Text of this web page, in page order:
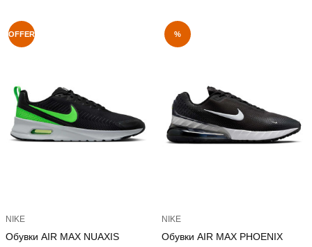
OFFER
NIKE
Обувки AIR MAX NUAXIS
%
NIKE
Обувки AIR MAX PHOENIX